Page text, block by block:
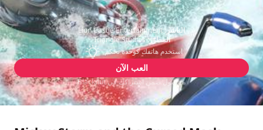
الناشر:Lion Castle Entertainment
المطوّر:Triangle Studios
استخدم هاتفك كوحدة تحكم
العب الآن
مشمول ضمن اشتراكك في Blacknut